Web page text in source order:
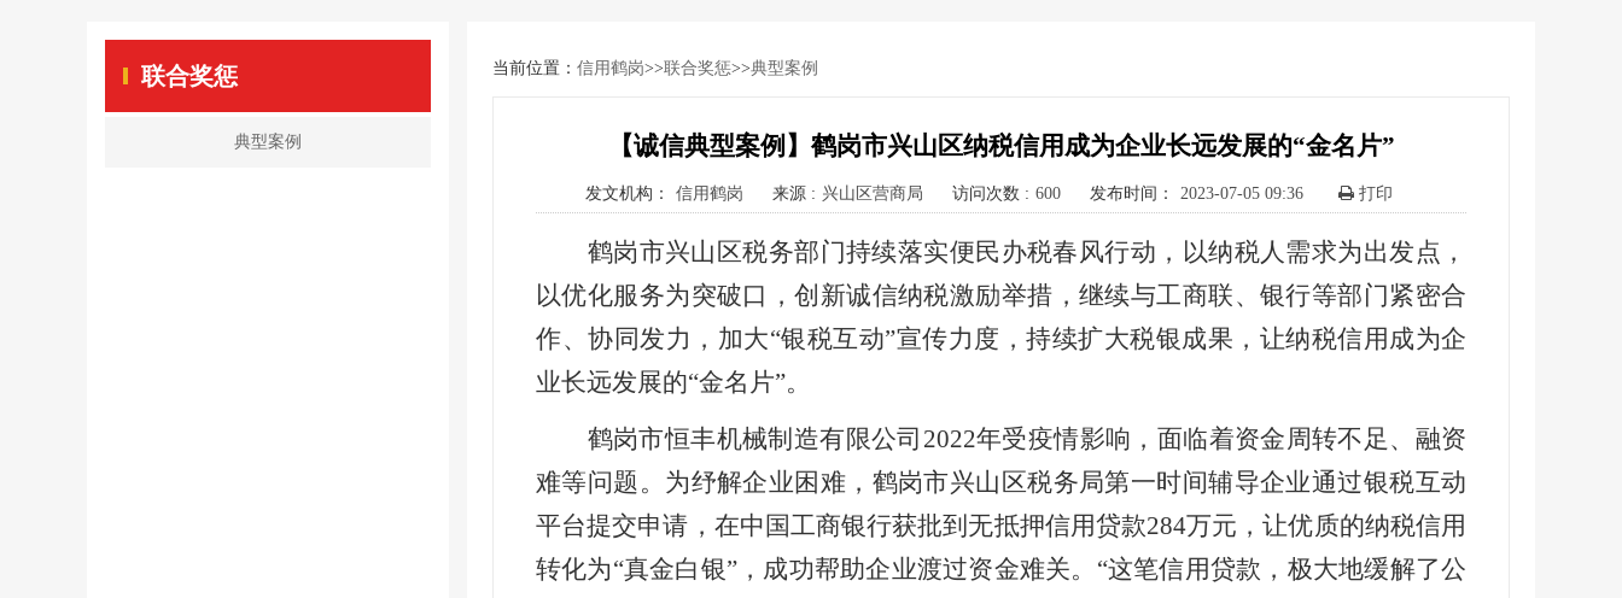
联合奖惩
典型案例
当前位置： 信用鹤岗>>联合奖惩>>典型案例
【诚信典型案例】鹤岗市兴山区纳税信用成为企业长远发展的“金名片”
发文机构： 信用鹤岗 来源 : 兴山区营商局 访问次数 : 600 发布时间： 2023-07-05 09:36 打印
鹤岗市兴山区税务部门持续落实便民办税春风行动，以纳税人需求为出发点，
以优化服务为突破口，创新诚信纳税激励举措，继续与工商联、银行等部门紧密合
作、协同发力，加大“银税互动”宣传力度，持续扩大税银成果，让纳税信用成为企
业长远发展的“金名片”。
鹤岗市恒丰机械制造有限公司2022年受疫情影响，面临着资金周转不足、融资
难等问题。为纾解企业困难，鹤岗市兴山区税务局第一时间辅导企业通过银税互动
平台提交申请，在中国工商银行获批到无抵押信用贷款284万元，让优质的纳税信用
转化为“真金白银”，成功帮助企业渡过资金难关。“这笔信用贷款，极大地缓解了公